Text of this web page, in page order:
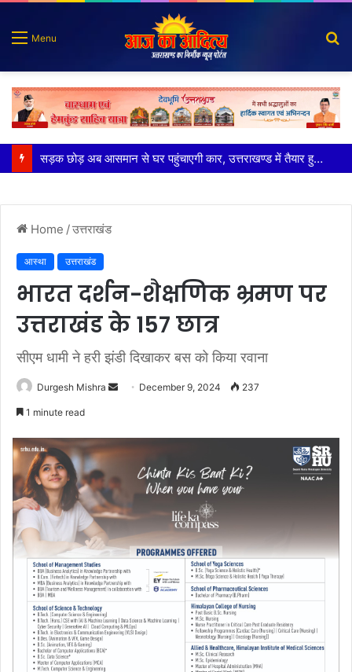
Menu
पुलिस मुठभेड़ में गोली लगने से घायल शातिर बदमाश गिरफ्तार
Home /उत्तराखंड
आस्था उत्तराखंड
भारत दर्शन-शैक्षणिक भ्रमण पर
उत्तराखंड के 157 छात्र
सीएम धामी ने हरी झंडी दिखाकर बस को किया रवाना
Durgesh Mishra
Send December 9, 2024 237
1 minute read